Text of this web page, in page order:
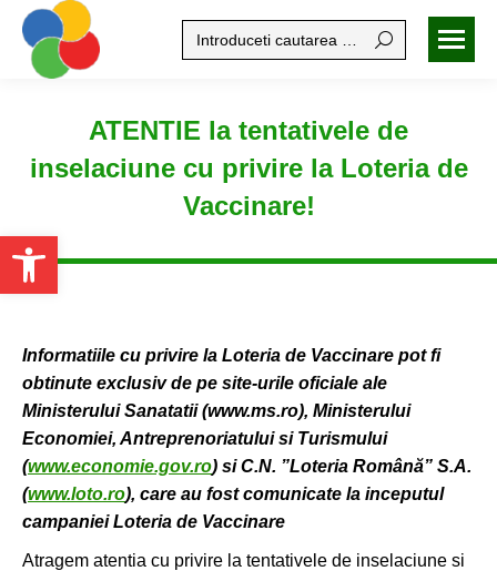
Open toolbar
Search:
ATENTIE la tentativele de
inselaciune cu privire la Loteria de
Vaccinare!
Informatiile cu privire la Loteria de Vaccinare pot fi
obtinute exclusiv de pe site-urile oficiale ale
Ministerului Sanatatii (www.ms.ro), Ministerului
Economiei, Antreprenoriatului si Turismului
(www.economie.gov.ro) si C.N. ”Loteria Română” S.A.
(www.loto.ro), care au fost comunicate la inceputul
campaniei Loteria de Vaccinare
Atragem atentia cu privire la tentativele de inselaciune si